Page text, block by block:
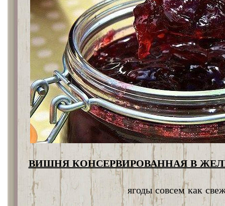
ВИШНЯ КОНСЕРВИРОВАННАЯ В
ягоды совсем как